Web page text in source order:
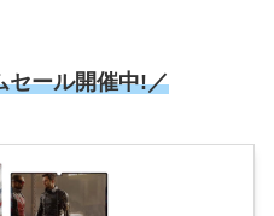
セール開催中!／